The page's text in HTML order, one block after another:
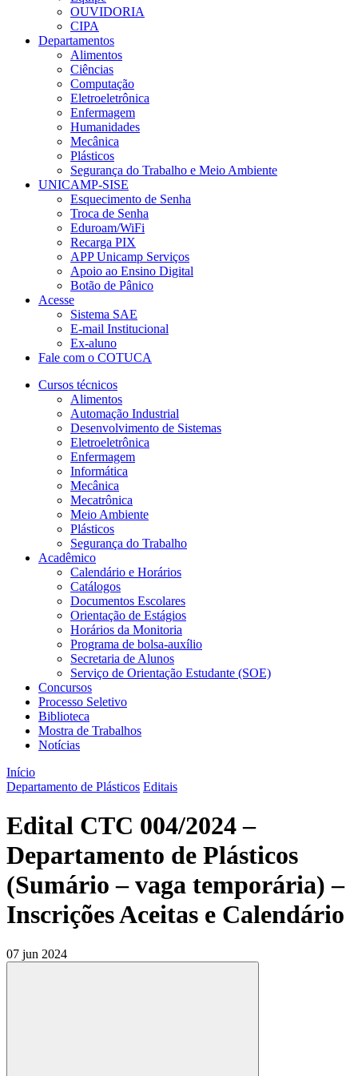
OUVIDORIA
CIPA
Departamentos
Alimentos
Ciências
Computação
Eletroeletrônica
Enfermagem
Humanidades
Mecânica
Plásticos
Segurança do Trabalho e Meio Ambiente
UNICAMP-SISE
Esquecimento de Senha
Troca de Senha
Eduroam/WiFi
Recarga PIX
APP Unicamp Serviços
Apoio ao Ensino Digital
Botão de Pânico
Acesse
Sistema SAE
E-mail Institucional
Ex-aluno
Fale com o COTUCA
Cursos técnicos
Alimentos
Automação Industrial
Desenvolvimento de Sistemas
Eletroeletrônica
Enfermagem
Informática
Mecânica
Mecatrônica
Meio Ambiente
Plásticos
Segurança do Trabalho
Acadêmico
Calendário e Horários
Catálogos
Documentos Escolares
Orientação de Estágios
Horários da Monitoria
Programa de bolsa-auxílio
Secretaria de Alunos
Serviço de Orientação Estudante (SOE)
Concursos
Processo Seletivo
Biblioteca
Mostra de Trabalhos
Notícias
Início
Departamento de Plásticos Editais
Edital CTC 004/2024 –
Departamento de Plásticos
(Sumário – vaga temporária) –
Inscrições Aceitas e Calendário
07 jun 2024